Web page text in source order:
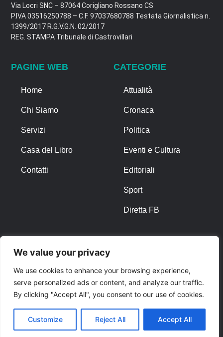
We value your privacy
We use cookies to enhance your browsing experience,
serve personalized ads or content, and analyze our traffic.
By clicking "Accept All", you consent to our use of cookies.
Customize Reject All Accept All
Via Locri SNC – 87064 Corigliano Rossano CS
P.IVA 03516250788 – C.F. 97037680788 Testata Giornalistica n.
1399/2017 R.G.V.G.N. 02/2017
REG. STAMPA Tribunale di Castrovillari
PAGINE WEB
Home
Chi Siamo
Servizi
Casa del Libro
Contatti
CATEGORIE
Attualità
Cronaca
Politica
Eventi e Cultura
Editoriali
Sport
Diretta FB
Privacy Policy